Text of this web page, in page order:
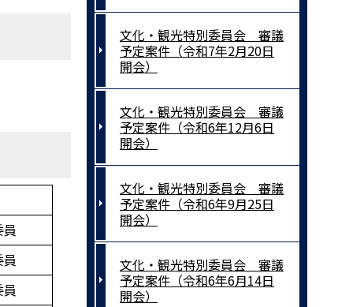
文化・観光特別委員会 審議
予定案件（令和7年2月20日
開会）
文化・観光特別委員会 審議
予定案件（令和6年12月6日
開会）
文化・観光特別委員会 審議
予定案件（令和6年9月25日
開会）
文化・観光特別委員会 審議
予定案件（令和6年6月14日
開会）